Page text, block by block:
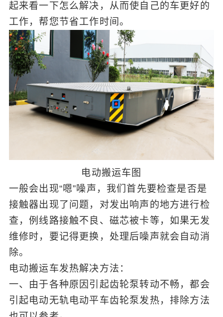
起来看一下怎么解决，从而使自己的车更好的
工作，帮您节省工作时间。
电动搬运车图
一般会出现“嗯”噪声，我们首先要检查是否是
接触器出现了问题，对发出响声的地方进行检
查，例线路接触不良、磁芯被卡等，如果无发
维修时，要记得更换，处理后噪声就会自动消
除。
电动搬运车发热解决方法：
一、由于各种原因引起齿轮泵转动不畅，都会
引起电动无轨电动平车齿轮泵发热，排除方法